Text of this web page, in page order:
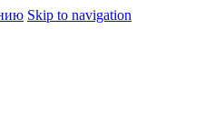
Skip to navigation